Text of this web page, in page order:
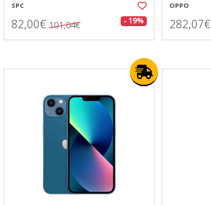
SPC
82,00€ 101,04€ - 19%
OPPO
282,07€